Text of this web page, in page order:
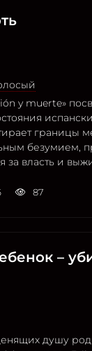
y muerte»
границы
безумием,
за власть и
87
–
душу